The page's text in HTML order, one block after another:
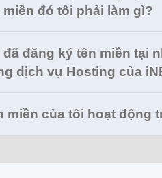
miền đó tôi phải làm gì?
đã đăng ký tên miền tại
dịch vụ Hosting của
miền của tôi hoạt động